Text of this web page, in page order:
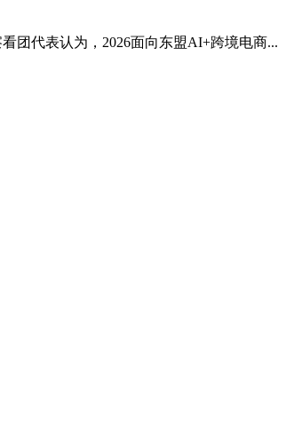
团代表认为，2026面向东盟AI+跨境电商...